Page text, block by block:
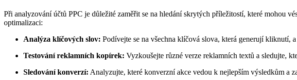
Při analyzování účtů PPC je důležité zaměřit se na hledání skrytých příležitostí, které mohou
optimalizaci:
Analýza klíčových slov: Podívejte se na všechna klíčová slova, která generují kliknutí,
Testování reklamních kopírek: Vyzkoušejte různé verze reklamních textů a sledujte,
Sledování konverzí: Analyzujte, které konverzní akce vedou k nejlepším výsledkům a